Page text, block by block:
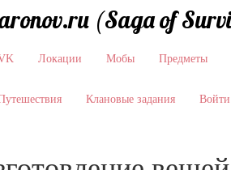
(Saga of
Локации Мобы Предметы
Клановые задания Войти